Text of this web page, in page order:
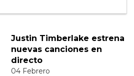
Justin Timberlake estrena
nuevas canciones en
directo
04 Febrero